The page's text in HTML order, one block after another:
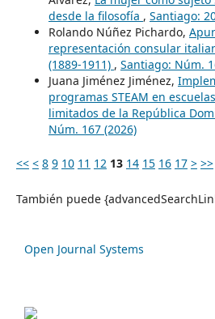
desde la filosofía , Santiago:
Rolando Núñez Pichardo,
representación consular
(1889-1911) , Santiago: Núm.
Juana Jiménez Jiménez,
programas STEAM en
limitados de la República
Núm. 167 (2026)
<< < 8 9 10 11 12 13 14 15 16 17 > >>
También puede
Open Journal Systems